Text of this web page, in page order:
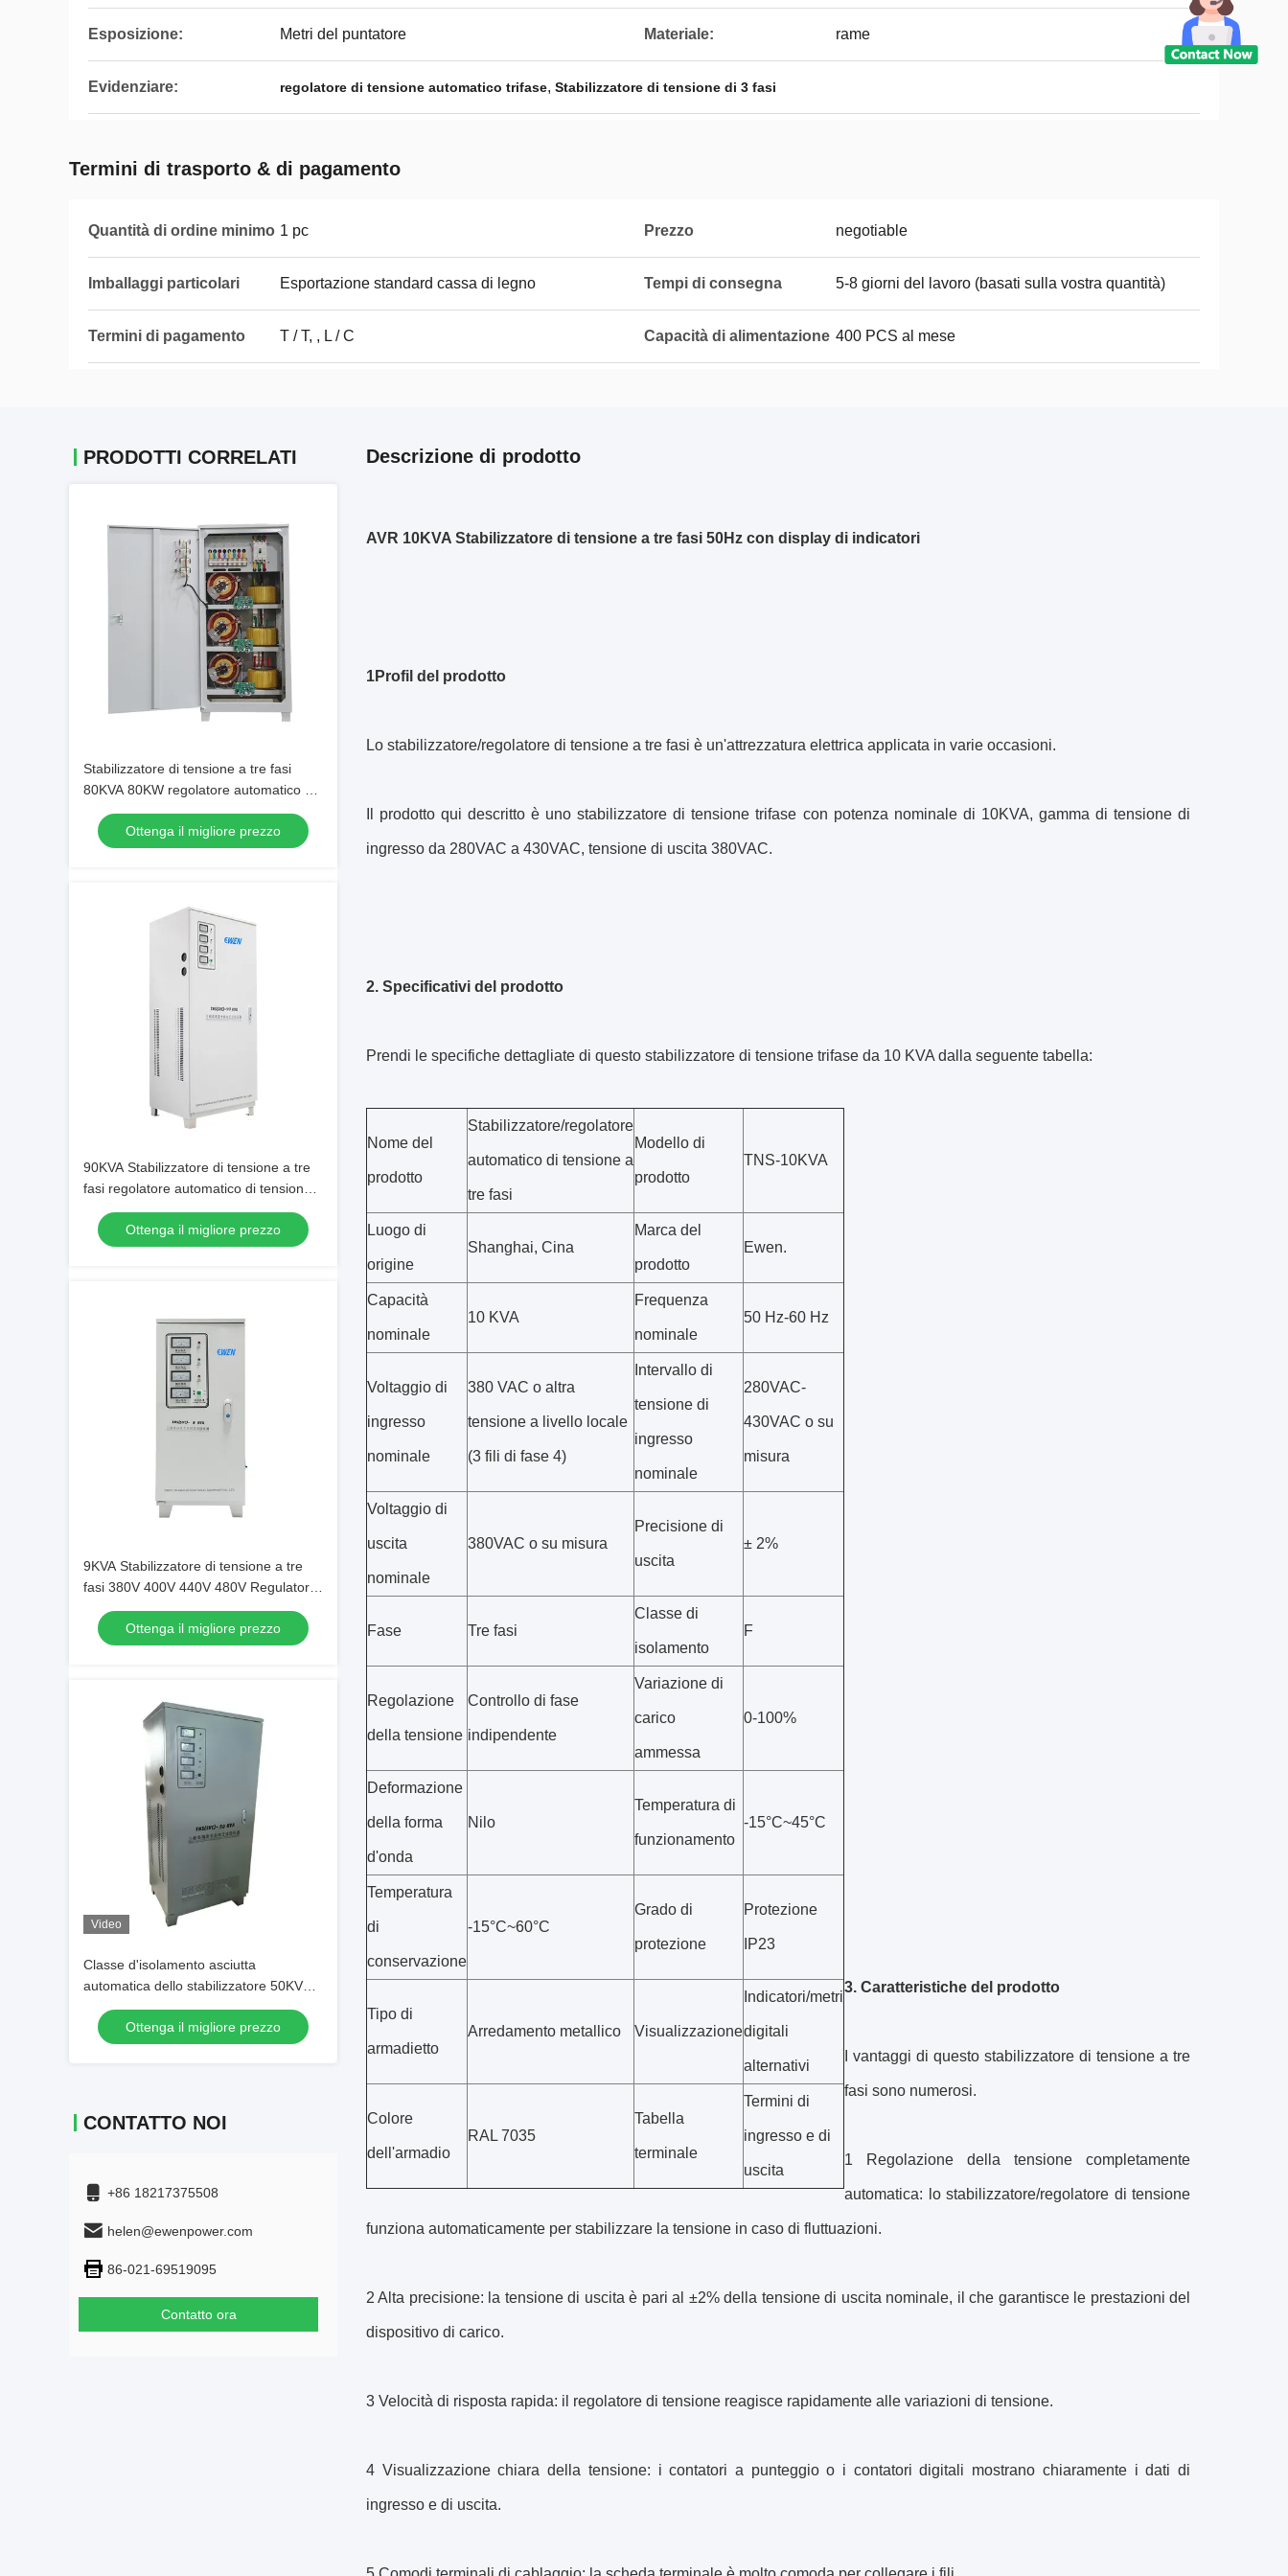
Esposizione: Metri del puntatore Materiale: rame
Evidenziare: regolatore di tensione automatico trifase, Stabilizzatore di tensione di 3 fasi
Termini di trasporto & di pagamento
Quantità di ordine minimo 1 pc Prezzo negotiable
Imballaggi particolari Esportazione standard cassa di legno Tempi di consegna 5-8 giorni del lavoro (basati sulla vostra quantità)
Termini di pagamento T / T, , L / C Capacità di alimentazione 400 PCS al mese
PRODOTTI CORRELATI
Stabilizzatore di tensione a tre fasi
80KVA 80KW regolatore automatico di
tensione e stabilizzatore per uso
industrialeOttenga il migliore prezzo
90KVA Stabilizzatore di tensione a tre
fasi regolatore automatico di tensione
con tecnologia servomotore per la
macchina di taglio laser
Ottenga il migliore prezzo
9KVA Stabilizzatore di tensione a tre
fasi 380V 400V 440V 480V Regulatore
di potenza CA Personalizzazione
accettabileOttenga il migliore prezzo
Video
Classe d'isolamento asciutta
automatica dello stabilizzatore 50KVA F
di tensione di fase di tipo tre
Ottenga il migliore prezzo
CONTATTO NOI
+86 18217375508
helen@ewenpower.com
86-021-69519095
Contatto ora
Descrizione di prodotto
AVR 10KVA Stabilizzatore di tensione a tre fasi 50Hz con display di indicatori
1Profil del prodotto
Lo stabilizzatore/regolatore di tensione a tre fasi è un'attrezzatura elettrica applicata in varie occasioni.
Il prodotto qui descritto è uno stabilizzatore di tensione trifase con potenza nominale di 10KVA, gamma di tensione di
ingresso da 280VAC a 430VAC, tensione di uscita 380VAC.
2. Specificativi del prodotto
Prendi le specifiche dettagliate di questo stabilizzatore di tensione trifase da 10 KVA dalla seguente tabella:
Nome del
prodotto
Stabilizzatore/regolatore
automatico di tensione a
tre fasi
Modello di
prodotto
TNS-10KVA
Luogo di
origine
Shanghai, Cina
Marca del
prodotto
Ewen.
Capacità
nominale
10 KVA
Frequenza
nominale
50 Hz-60 Hz
Voltaggio di
ingresso
nominale
380 VAC o altra
tensione a livello locale
(3 fili di fase 4)
Intervallo di
tensione di
ingresso
nominale
280VAC-
430VAC o su
misura
Voltaggio di
uscita
nominale
380VAC o su misura
Precisione di
uscita
± 2%
Fase Tre fasi
Classe di
isolamento
F
Regolazione
della tensione
Controllo di fase
indipendente
Variazione di
carico
ammessa
0-100%
Deformazione
della forma
d'onda
Nilo
Temperatura di
funzionamento
-15°C~45°C
Temperatura
di
conservazione
-15°C~60°C
Grado di
protezione
Protezione
IP23
Tipo di
armadietto
Arredamento metallico Visualizzazione
Indicatori/metri
digitali
alternativi
Colore
dell'armadio
RAL 7035
Tabella
terminale
Termini di
ingresso e di
uscita
3. Caratteristiche del prodotto
I vantaggi di questo stabilizzatore di tensione a tre
fasi sono numerosi.
1 Regolazione della tensione completamente
automatica: lo stabilizzatore/regolatore di tensione
funziona automaticamente per stabilizzare la tensione in caso di fluttuazioni.
2 Alta precisione: la tensione di uscita è pari al ±2% della tensione di uscita nominale, il che garantisce le prestazioni del
dispositivo di carico.
3 Velocità di risposta rapida: il regolatore di tensione reagisce rapidamente alle variazioni di tensione.
4 Visualizzazione chiara della tensione: i contatori a punteggio o i contatori digitali mostrano chiaramente i dati di
ingresso e di uscita.